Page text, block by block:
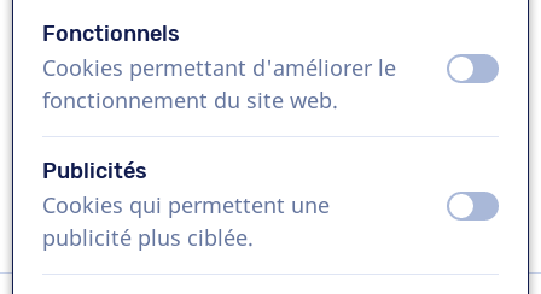
US$ 369,95
Vidéo d'entreprise , 1 - 250 mots
Demandez une démo gratuite
Fonctionnels
Cookies permettant d'améliorer le
fonctionnement du site web.
éteint
Publicités
Cookies qui permettent une
publicité plus ciblée.
éteint